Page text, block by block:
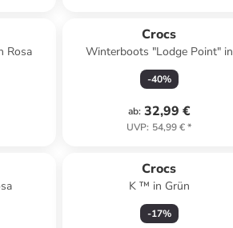
Rosa
Crocs
Winterboots "Lodge Point" in
Dunkelblau/ Grau
-40%
ab: 32,99 €
UVP: 54,99 €*
Crocs
K ™ in Grün
-17%